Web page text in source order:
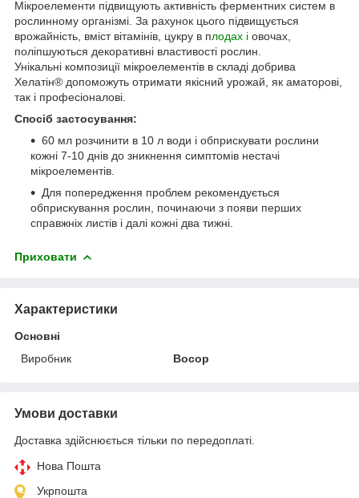
Мікроелементи підвищують активність ферментних систем в
рослинному організмі. За рахунок цього підвищується
врожайність, вміст вітамінів, цукру в плодах і овочах,
поліпшуються декоративні властивості рослин.
Унікальні композиції мікроелементів в складі добрива
Хелатін® допоможуть отримати якісний урожай, як аматорові,
так і професіоналові.
Спосіб застосування:
60 мл розчинити в 10 л води і обприскувати рослини
кожні 7-10 днів до зникнення симптомів нестачі
мікроелементів.
Для попередження проблем рекомендується
обприскування рослин, починаючи з появи перших
справжніх листів і далі кожні два тижні.
Приховати
Характеристики
Основні
Виробник
Восор
Умови доставки
Доставка здійснюється тільки по передоплаті.
Нова Пошта
Укрпошта